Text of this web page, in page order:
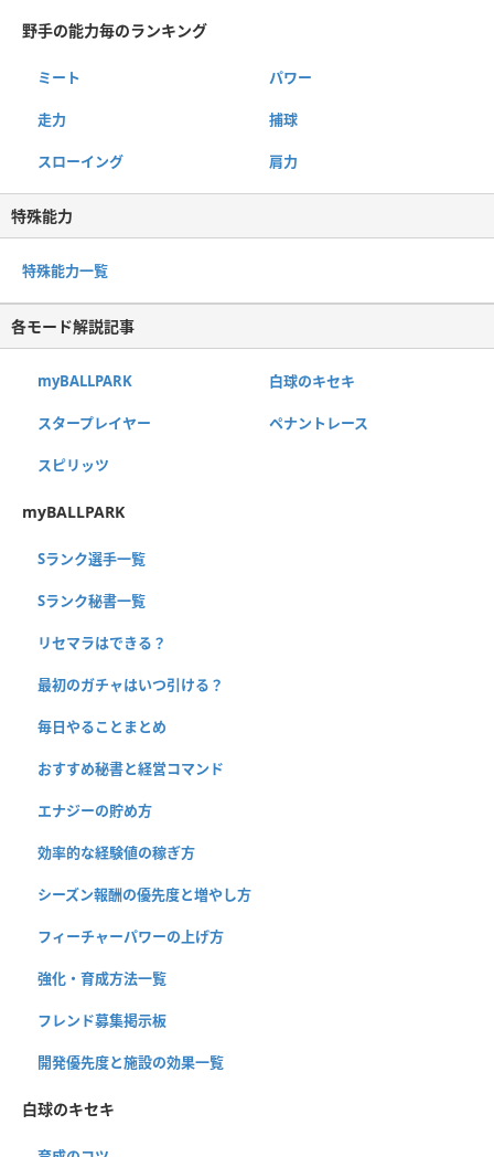
野手の能力毎のランキング
ミート パワー
走力 捕球
スローイング 肩力
特殊能力
特殊能力一覧
各モード解説記事
myBALLPARK 白球のキセキ
スタープレイヤー ペナントレース
スピリッツ
myBALLPARK
Sランク選手一覧
Sランク秘書一覧
リセマラはできる？
最初のガチャはいつ引ける？
毎日やることまとめ
おすすめ秘書と経営コマンド
エナジーの貯め方
効率的な経験値の稼ぎ方
シーズン報酬の優先度と増やし方
フィーチャーパワーの上げ方
強化・育成方法一覧
フレンド募集掲示板
開発優先度と施設の効果一覧
白球のキセキ